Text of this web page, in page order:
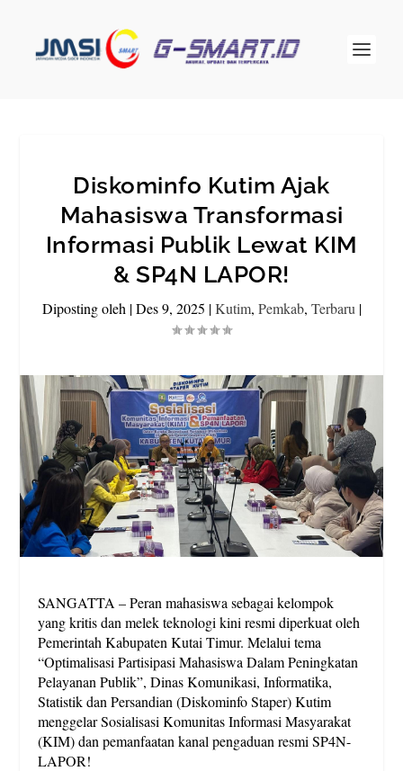
Diskominfo Kutim Ajak
Mahasiswa Transformasi
Informasi Publik Lewat KIM
& SP4N LAPOR!
Diposting oleh |Des 9, 2025 |Kutim, Pemkab, Terbaru |
SANGATTA – Peran mahasiswa sebagai kelompok
yang kritis dan melek teknologi kini resmi diperkuat oleh
Pemerintah Kabupaten Kutai Timur. Melalui tema
“Optimalisasi Partisipasi Mahasiswa Dalam Peningkatan
Pelayanan Publik”, Dinas Komunikasi, Informatika,
Statistik dan Persandian (Diskominfo Staper) Kutim
menggelar Sosialisasi Komunitas Informasi Masyarakat
(KIM) dan pemanfaatan kanal pengaduan resmi SP4N-
LAPOR!